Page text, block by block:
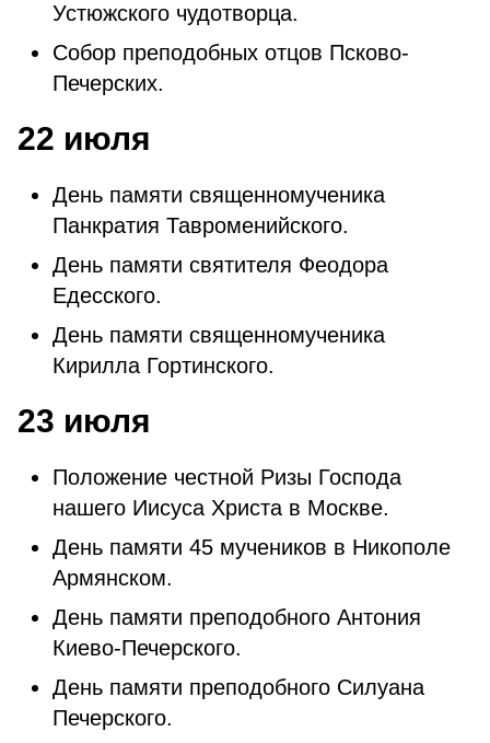
Устюжского чудотворца.
Собор преподобных отцов Псково-
Печерских.
22 июля
День памяти священномученика
Панкратия Тавроменийского.
День памяти святителя Феодора
Едесского.
День памяти священномученика
Кирилла Гортинского.
23 июля
Положение честной Ризы Господа
нашего Иисуса Христа в Москве.
День памяти 45 мучеников в Никополе
Армянском.
День памяти преподобного Антония
Киево-Печерского.
День памяти преподобного Силуана
Печерского.